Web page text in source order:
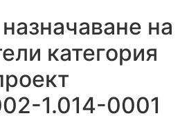
на
категория
1.014-0001